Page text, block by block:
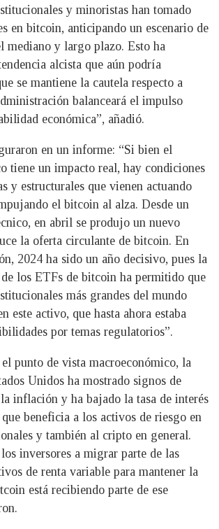
y minoristas han tomado
en bitcoin, anticipando un escenario de
mediano y largo plazo. Esto ha
alcista que aún podría
se mantiene la cautela respecto a
balanceará el impulso
económica”, añadió.
en un informe: “Si bien el
tiene un impacto real, hay condiciones
y estructurales que vienen actuando
el bitcoin al alza. Desde un
en abril se produjo un nuevo
la oferta circulante de bitcoin. En
2024 ha sido un año decisivo, pues la
los ETFs de bitcoin ha permitido que
más grandes del mundo
este activo, que hasta ahora estaba
por temas regulatorios”.
el punto de vista macroeconómico, la
Unidos ha mostrado signos de
inflación y ha bajado la tasa de interés
beneficia a los activos de riesgo en
y también al cripto en general.
inversores a migrar parte de las
de renta variable para mantener la
está recibiendo parte de ese